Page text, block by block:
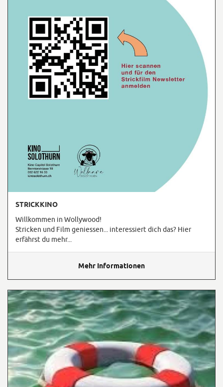
STRICKKINO
Willkommen in Wollywood!
Stricken und Film geniessen... interessiert dich das? Hier
erfährst du mehr...
Mehr Informationen